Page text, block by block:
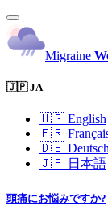
Migraine
🇯🇵 JA
🇺🇸 English
🇫🇷
🇩🇪 Deutsch
🇯🇵 日本語
頭痛にお悩みですか?